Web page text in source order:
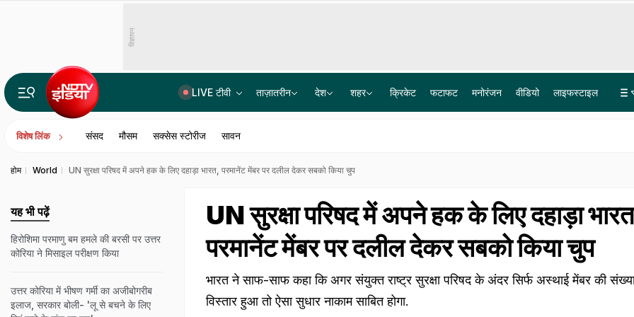
विज्ञापन
LIVE टीवी ताज़ातरीन देश शहर क्रिकेट फटाफट मनोरंजन वीडियो लाइफस्टाइल
विशेष लिंक संसद मौसम सक्सेस स्टोरीज सावन
होम World UN सुरक्षा परिषद में अपने हक के लिए दहाड़ा भारत, परमानेंट मेंबर पर दलील देकर सबको किया चुप
UN सुरक्षा परिषद में अपने हक के लिए दहाड़ा
परमानेंट मेंबर पर दलील देकर सबको किया चुप
भारत ने साफ-साफ कहा कि अगर संयुक्त राष्ट्र सुरक्षा परिषद के अंदर सिर्फ अस्थाई मेंबर की
विस्तार हुआ तो ऐसा सुधार नाकाम साबित होगा.
यह भी पढ़ें
हिरोशिमा परमाणु बम हमले की बरसी पर उत्तर
कोरिया ने मिसाइल परीक्षण किया
उत्तर कोरिया में भीषण गर्मी का अजीबोगरीब
इलाज, सरकार बोली- 'लू से बचने के लिए